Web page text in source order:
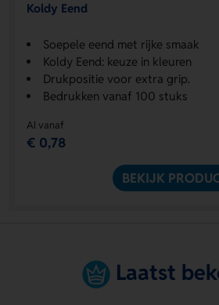
Koldy Eend
Soepele eend met rijke smaak
Koldy Eend: keuze in kleuren
Drukpositie voor extra grip.
Bedrukken vanaf 100 stuks
Al vanaf
€ 0,78
BEKIJK
Laatst